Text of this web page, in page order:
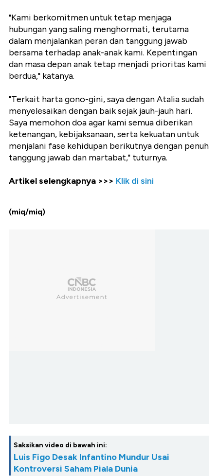
"Kami berkomitmen untuk tetap menjaga
hubungan yang saling menghormati, terutama
dalam menjalankan peran dan tanggung jawab
bersama terhadap anak-anak kami. Kepentingan
dan masa depan anak tetap menjadi prioritas kami
berdua," katanya.
"Terkait harta gono-gini, saya dengan Atalia sudah
menyelesaikan dengan baik sejak jauh-jauh hari.
Saya memohon doa agar kami semua diberikan
ketenangan, kebijaksanaan, serta kekuatan untuk
menjalani fase kehidupan berikutnya dengan penuh
tanggung jawab dan martabat," tuturnya.
Artikel selengkapnya >>> Klik di sini
(miq/miq)
Saksikan video di bawah ini:
Luis Figo Desak Infantino Mundur Usai
Kontroversi Saham Piala Dunia